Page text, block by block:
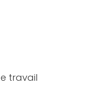
travail